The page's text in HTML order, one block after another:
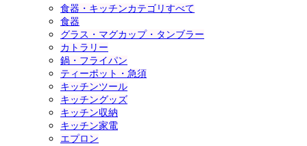
食器・キッチンカテゴリすべて
食器
グラス・マグカップ・タンブラー
カトラリー
鍋・フライパン
ティーポット・急須
キッチンツール
キッチングッズ
キッチン収納
キッチン家電
エプロン